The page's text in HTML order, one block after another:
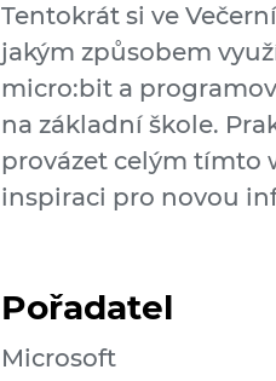
Tentokrát si ve
jakým způsobem
micro:bit a
na základní škole.
provázet celým tímto
inspiraci pro novou
Pořadatel
Microsoft